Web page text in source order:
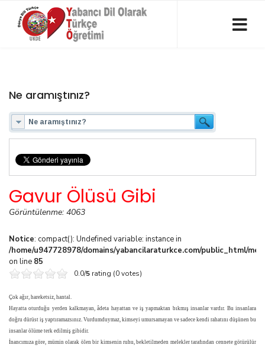
Ne aramıştınız?
Gavur Ölüsü Gibi
Görüntülenme: 4063
Notice: compact(): Undefined variable: instance in
/home/u947728978/domains/yabancilaraturkce.com/public_html/
on line 85
0.0/5 rating (0 votes)
Çok ağır, hareketsiz, hantal.
Hayatta oturduğu yerden kalkmayan, âdeta hayattan ve iş yapmaktan bıkmış insanlar vardır. Bu insanlara
doğru dürüst iş yaptıramazsınız. Vurdumduymaz, kimseyi umursamayan ve sadece kendi rahatını düşünen bu
insanlar ölüme terk edilmiş gibidir.
İnancımıza göre, mümin olarak ölen bir kimsenin ruhu, bekletilmeden melekler tarafından cennete götürülür